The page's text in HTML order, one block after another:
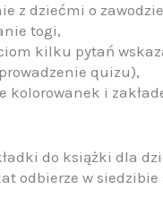
z dziećmi o
togi,
kilku pytań
quizu),
kolorowanek i
do książki dla
odbierze w siedzibie